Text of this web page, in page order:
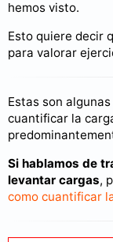
hemos visto.
Esto quiere decir
para valorar
Estas son
cuantificar la
Si hablamos de
levantar cargas,
como cuantificar